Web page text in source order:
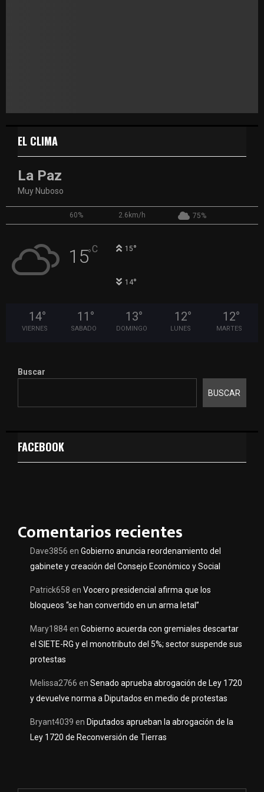
EL CLIMA
La Paz
Muy Nuboso
60% 2.6km/h 75%
15°C 15°
14°
14°
VIERNES
11 °
SABADO
13°
DOMINGO
12°
LUNES
12°
MARTES
Buscar
BUSCAR
FACEBOOK
Comentarios recientes
Dave3856 en Gobierno anuncia reordenamiento del
gabinete y creación del Consejo Económico y Social
Patrick658 en Vocero presidencial afirma que los
bloqueos “se han convertido en un arma letal”
Mary1884en Gobierno acuerda con gremiales descartar
el SIETE-RG y el monotributo del 5%; sector suspende sus
protestas
Melissa2766 en Senado aprueba abrogación de Ley 1720
y devuelve norma a Diputados en medio de protestas
Bryant4039 en Diputados aprueban la abrogación de la
Ley 1720 de Reconversión de Tierras